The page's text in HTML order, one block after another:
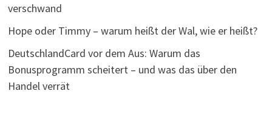
verschwand
Hope oder Timmy – warum heißt der Wal, wie er heißt?
DeutschlandCard vor dem Aus: Warum das
Bonusprogramm scheitert – und was das über den
Handel verrät